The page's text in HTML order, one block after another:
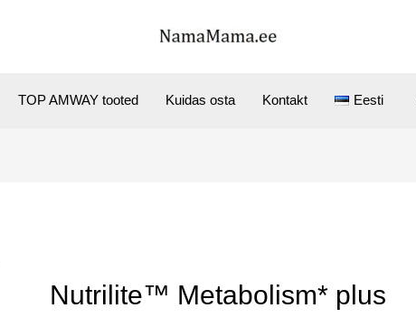
TOP AMWAY tooted Kuidas osta Kontakt Eesti
Nutrilite™ Metabolism* plus